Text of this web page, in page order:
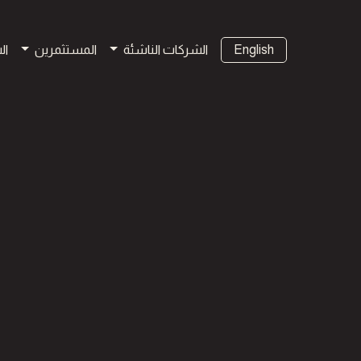
English الشركات الناشئة المستثمرين